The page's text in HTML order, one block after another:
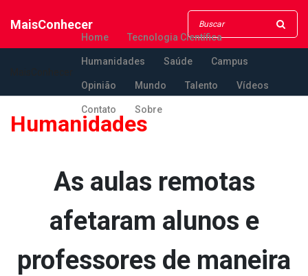
MaisConhecer
Home Tecnologia Científica
Humanidades Saúde Campus
Opinião Mundo Talento Vídeos
Contato Sobre
Humanidades
As aulas remotas
afetaram alunos e
professores de maneira